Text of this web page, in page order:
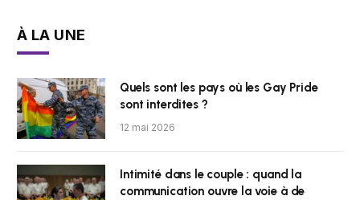
À LA UNE
Quels sont les pays où les Gay Pride
sont interdites ?
12 mai 2026
Intimité dans le couple : quand la
communication ouvre la voie à de